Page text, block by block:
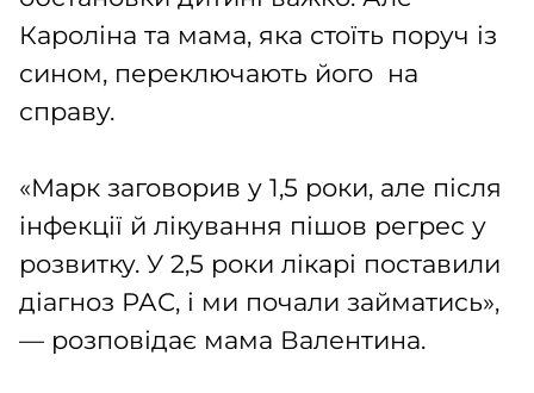
Кароліна та мама, яка стоїть поруч із
сином, переключають його на
справу.
«Марк заговорив у 1,5 роки, але після
інфекції й лікування пішов регрес у
розвитку. У 2,5 роки лікарі поставили
діагноз РАС, і ми почали займатись»,
— розповідає мама Валентина.